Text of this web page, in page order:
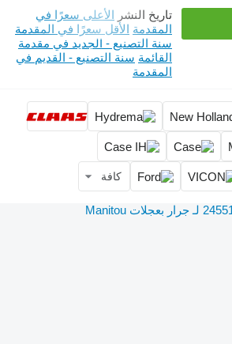
تاريخ النشر الأعلى سعرًا في
المقدمة الأقل سعرًا في المقدمة
سنة التصنيع - الجديد في مقدمة
القائمة سنة التصنيع - القديم في
المقدمة
كافة